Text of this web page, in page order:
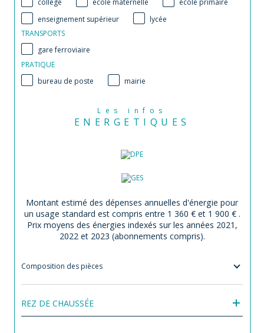
collège école maternelle
école primaire
enseignement supérieur
lycée
TRANSPORTS
gare ferroviaire
PRATIQUE
bureau de poste
mairie
Les infos
ENERGETIQUES
Montant estimé des dépenses annuelles d'énergie pour
un usage standard est compris entre 1 360 € et 1 900 € .
Prix moyens des énergies indexés sur les années 2021,
2022 et 2023 (abonnements compris).
Composition des pièces
REZ DE CHAUSSÉE